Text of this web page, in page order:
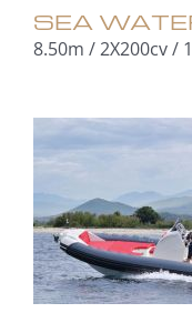
SEA
8.50m / 2X200cv /